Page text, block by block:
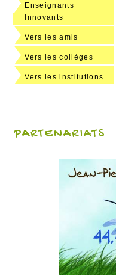
Enseignants
Innovants
Vers les amis
Vers les collèges
Vers les institutions
PARTENARIATS